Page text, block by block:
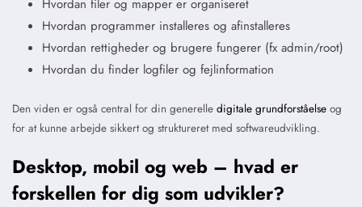
Hvordan filer og mapper er organiseret
Hvordan programmer installeres og afinstalleres
Hvordan rettigheder og brugere fungerer (fx admin/root)
Hvordan du finder logfiler og fejlinformation
Den viden er også central for din generelle digitale grundforståelse og
for at kunne arbejde sikkert og struktureret med softwareudvikling.
Desktop, mobil og web – hvad er
forskellen for dig som udvikler?